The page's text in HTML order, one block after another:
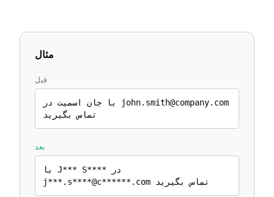
مثال
قبل
با جان اسمیت در john.smith@company.com
تماس بگیرید
بعد
با J*** S**** در
j***.s****@c******.com تماس بگیرید